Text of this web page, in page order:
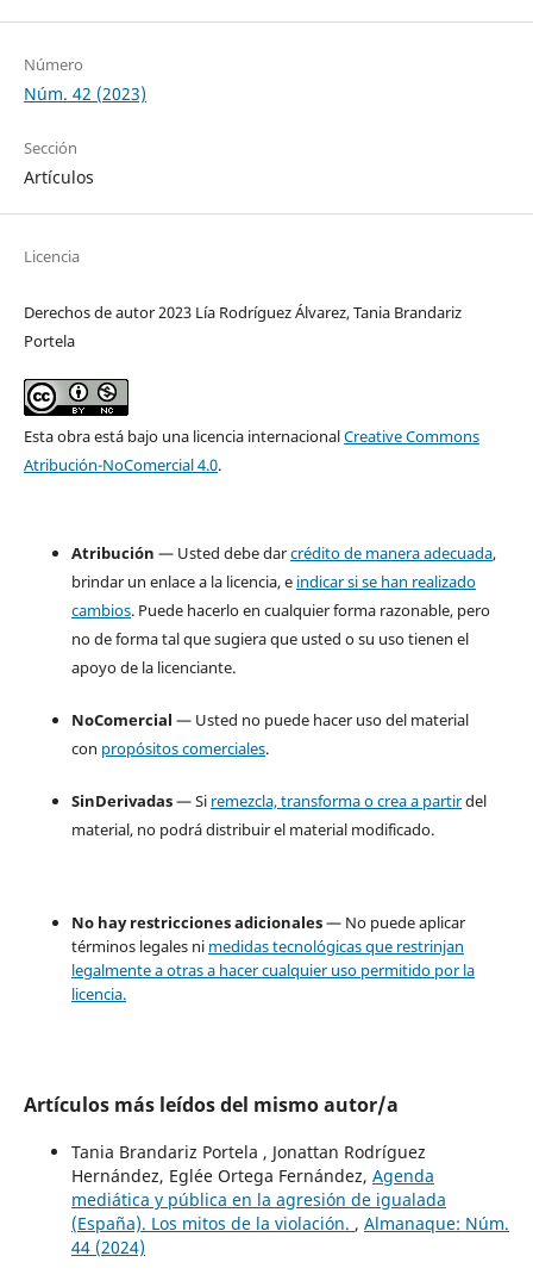
Número
Núm. 42 (2023)
Sección
Artículos
Licencia
Derechos de autor 2023 Lía Rodríguez Álvarez, Tania Brandariz
Portela
Esta obra está bajo una licencia internacionalCreative Commons
Atribución-NoComercial 4.0.
Atribución — Usted debe darcrédito de manera adecuada,
brindar un enlace a la licencia, e indicar si se han realizado
cambios. Puede hacerlo en cualquier forma razonable, pero
no de forma tal que sugiera que usted o su uso tienen el
apoyo de la licenciante.
NoComercial — Usted no puede hacer uso del material
con propósitos comerciales.
SinDerivadas— Si remezcla, transforma o crea a partirdel
material, no podrá distribuir el material modificado.
No hay restricciones adicionales— No puede aplicar
términos legales ni medidas tecnológicas que restrinjan
legalmente a otras a hacer cualquier uso permitido por la
licencia.
Artículos más leídos del mismo autor/a
Tania Brandariz Portela , Jonattan Rodríguez
Hernández, Eglée Ortega Fernández, Agenda
mediática y pública en la agresión de igualada
(España). Los mitos de la violación. , Almanaque: Núm.
44 (2024)